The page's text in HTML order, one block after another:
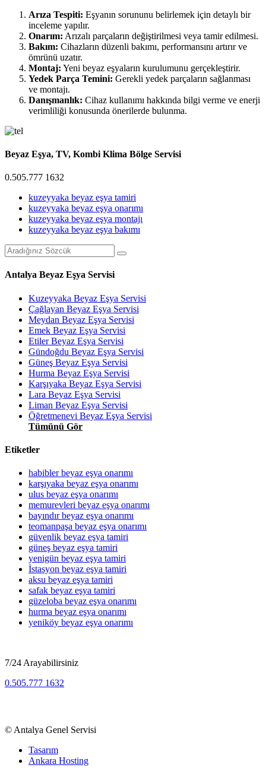
Arıza Tespiti: Eşyanın sorununu belirlemek için detaylı bir
inceleme yapılır.
Onarım: Arızalı parçaların değiştirilmesi veya tamir edilmesi.
Bakım: Cihazların düzenli bakımı, performansını artırır ve
ömrünü uzatır.
Montaj: Yeni beyaz eşyaların kurulumunu gerçekleştirir.
Yedek Parça Temini: Gerekli yedek parçaların sağlanması
ve montajı.
Danışmanlık: Cihaz kullanımı hakkında bilgi verme ve enerji
verimliliği konusunda önerilerde bulunma.
Beyaz Eşya, TV, Kombi Klima Bölge Servisi
0.505.777 1632
kuzeyyaka beyaz eşya tamiri
kuzeyyaka beyaz eşya onarımı
kuzeyyaka beyaz eşya montajı
kuzeyyaka beyaz eşya bakımı
Antalya Beyaz Eşya Servisi
Kuzeyyaka Beyaz Eşya Servisi
Çağlayan Beyaz Eşya Servisi
Meydan Beyaz Eşya Servisi
Emek Beyaz Eşya Servisi
Etiler Beyaz Eşya Servisi
Gündoğdu Beyaz Eşya Servisi
Güneş Beyaz Eşya Servisi
Hurma Beyaz Eşya Servisi
Karşıyaka Beyaz Eşya Servisi
Lara Beyaz Eşya Servisi
Liman Beyaz Eşya Servisi
Öğretmenevi Beyaz Eşya Servisi
Tümünü Gör
Etiketler
habibler beyaz eşya onarımı
karşıyaka beyaz eşya onarımı
ulus beyaz eşya onarımı
memurevleri beyaz eşya onarımı
bayındır beyaz eşya onarımı
teomanpaşa beyaz eşya onarımı
güvenlik beyaz eşya tamiri
güneş beyaz eşya tamiri
yenigün beyaz eşya tamiri
İstasyon beyaz eşya tamiri
aksu beyaz eşya tamiri
safak beyaz eşya tamiri
güzeloba beyaz eşya onarımı
hurma beyaz eşya onarımı
yeniköy beyaz eşya onarımı
7/24 Arayabilirsiniz
0.505.777 1632
© Antalya Genel Servisi
Tasarım
Ankara Hosting